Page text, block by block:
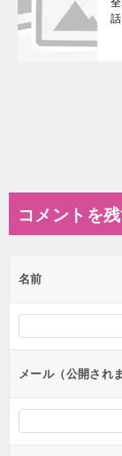
ビ
ー
シ
ョ
ン
コメントを
名前
メール（公開され